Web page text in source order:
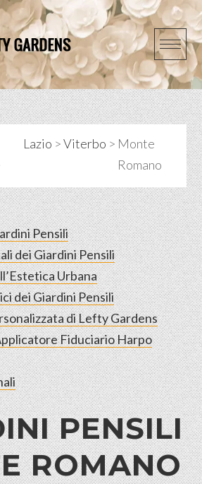
Lazio >Viterbo > Monte
Romano
Pensili
dei Giardini Pensili
Urbana
dei Giardini Pensili
di Lefty Gardens
Fiduciario Harpo
PENSILI
ROMANO